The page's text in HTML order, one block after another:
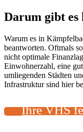
Darum gibt es
Warum es in
beantworten. Oftmals
nicht optimale
Einwohnerzahl, eine
umliegenden Städten
Infrastruktur sind hier
Ihre VHS